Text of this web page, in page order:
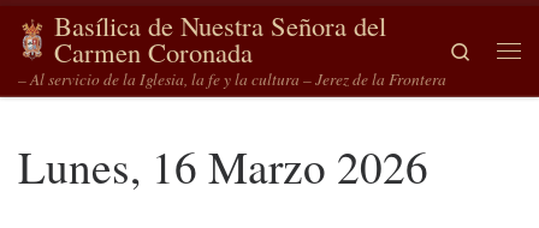
Saltar al contenido
Basílica de Nuestra Señora del
Carmen Coronada
– Al servicio de la Iglesia, la fe y la cultura – Jerez de la Frontera
Search
Lunes, 16 Marzo 2026